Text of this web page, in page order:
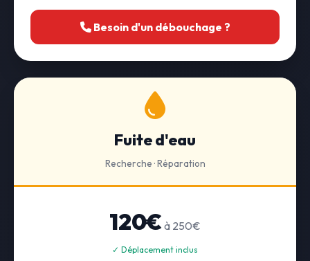
Besoin d'un débouchage ?
Fuite d'eau
Recherche · Réparation
120€ à 250€
✓ Déplacement inclus